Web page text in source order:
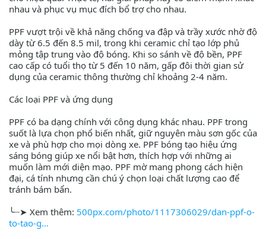
nhau và phục vụ mục đích bổ trợ cho nhau.
PPF vượt trội về khả năng chống va đập và trầy xước nhờ độ
dày từ 6.5 đến 8.5 mil, trong khi ceramic chỉ tạo lớp phủ
mỏng tập trung vào độ bóng. Khi so sánh về độ bền, PPF
cao cấp có tuổi thọ từ 5 đến 10 năm, gấp đôi thời gian sử
dụng của ceramic thông thường chỉ khoảng 2-4 năm.
Các loại PPF và ứng dụng
PPF có ba dạng chính với công dụng khác nhau. PPF trong
suốt là lựa chọn phổ biến nhất, giữ nguyên màu sơn gốc của
xe và phù hợp cho mọi dòng xe. PPF bóng tạo hiệu ứng
sáng bóng giúp xe nổi bật hơn, thích hợp với những ai
muốn làm mới diện mạo. PPF mờ mang phong cách hiện
đại, cá tính nhưng cần chú ý chọn loại chất lượng cao để
tránh bám bẩn.
╰┈➤ Xem thêm: 500px.com/photo/1117306029/dan-ppf-o-
to-tao-g